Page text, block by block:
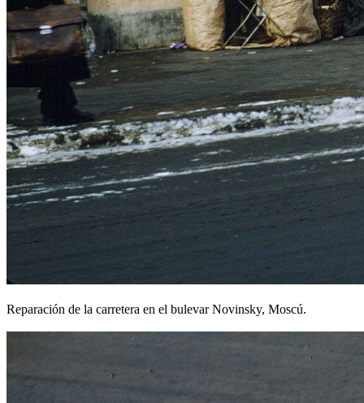
Reparación de la carretera en el bulevar Novinsky, Moscú.